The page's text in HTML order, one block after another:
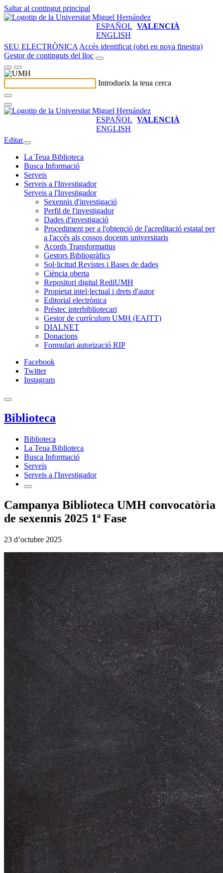
Saltar al contingut principal
ESPAÑOL VALENCIÀ
ENGLISH
SEU ELECTRÒNICA Accés identificat (obri en nova finestra)
Gestor de continguts del lloc
Introdueix la teua cerca
ESPAÑOL VALENCIÀ
ENGLISH
Editar
La Teua Biblioteca
Busca Informació
Serveis
Serveis a l'Investigador
Serveis a l'Investigador
Sexennis d'investigació
Perfil de l'investigador
Dades d'investigació
Procediment per a l'obtenció de l'acreditació estatal per
a l'accés als cossos docents universitaris
Acords Transformatius
Gestors Bibliogràfics
Sol·licitud Revistes i Bases de dades
Ciència oberta
Repositori digital RediUMH
Propietat intel·lectual i drets d'autor
Editorial electrònica
Préstec interbibliotecari
Gestor de currículum UMH (EAITT)
DIALNET
Donacions
Formulari autorizació RIP
Facebook
Twitter
Instagram
Biblioteca
Biblioteca
La Teua Biblioteca
Busca Informació
Serveis
Serveis a l'Investigador
Campanya Biblioteca UMH convocatòria
de sexennis 2025 1ª Fase
23 d’octubre 2025